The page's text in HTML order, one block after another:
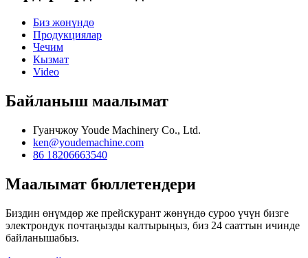
Биз жөнүндө
Продукциялар
Чечим
Кызмат
Video
Байланыш маалымат
Гуанчжоу Youde Machinery Co., Ltd.
ken@youdemachine.com
86 18206663540
Маалымат бюллетендери
Биздин өнүмдөр же прейскурант жөнүндө суроо үчүн бизге
электрондук почтаңызды калтырыңыз, биз 24 сааттын ичинде
байланышабыз.